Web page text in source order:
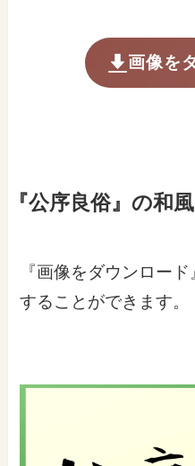
画像を
『公序良俗』の和
『画像をダウンロー
することができます。